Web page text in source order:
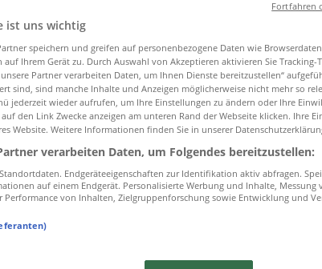
ist uns wichtig
speichern und greifen auf personenbezogene Daten wie
Ihrem Gerät zu. Durch Auswahl von Akzeptieren aktivieren Sie Tracking-
Partner verarbeiten Daten, um Ihnen Dienste bereitzustellen“
sind, sind manche Inhalte und Anzeigen möglicherweise nicht mehr so
jederzeit wieder aufrufen, um Ihre Einstellungen zu ändern oder Ihre
den Link Zwecke anzeigen am unteren Rand der Webseite klicken. Ihre
Website. Weitere Informationen finden Sie in unserer
verarbeiten Daten, um Folgendes bereitzustellen:
Endgeräteeigenschaften zur Identifikation aktiv abfragen.
auf einem Endgerät. Personalisierte Werbung und Inhalte, Messung
Performance von Inhalten, Zielgruppenforschung sowie Entwicklung und
Fortfahren